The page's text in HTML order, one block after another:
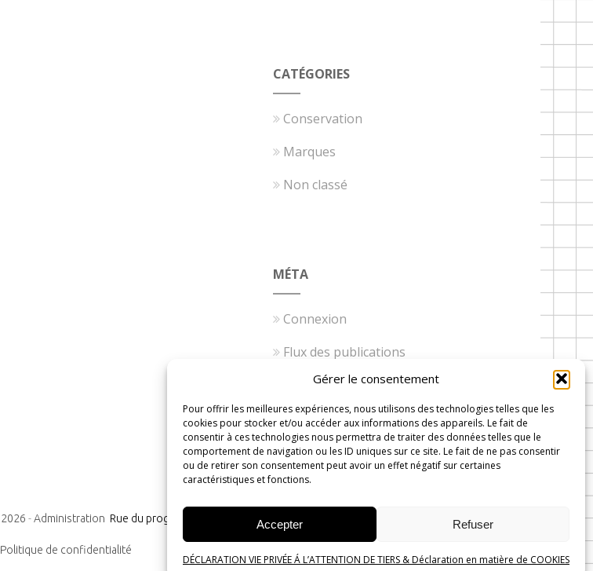
Gérer le consentement
Pour offrir les meilleures expériences, nous utilisons des technologies telles que les
cookies pour stocker et/ou accéder aux informations des appareils. Le fait de
consentir à ces technologies nous permettra de traiter des données telles que le
comportement de navigation ou les ID uniques sur ce site. Le fait de ne pas consentir
ou de retirer son consentement peut avoir un effet négatif sur certaines
caractéristiques et fonctions.
Accepter Refuser
DÉCLARATION VIE PRIVÉE Á L’ATTENTION DE TIERS & Déclaration en matière de COOKIES
CATÉGORIES
Conservation
Marques
Non classé
MÉTA
Connexion
Flux des publications
Flux des commentaires
Site de WordPress-FR
2026 -Administration Rue du progrès n°7, 1300 Wavre
Politique de confidentialité